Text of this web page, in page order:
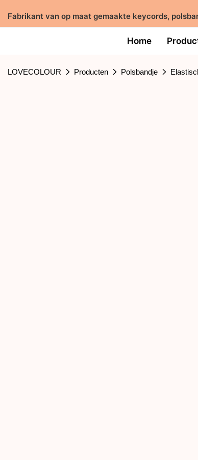
Fabrikant van op maat gemaakte keycords,
Home
LOVECOLOUR Producten Polsbandje